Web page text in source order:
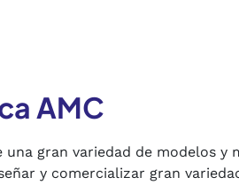
AMC
gran variedad de modelos y
y comercializar gran